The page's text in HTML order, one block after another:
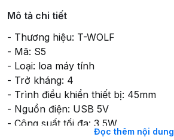
Mô tả chi tiết
- Thương hiệu: T-WOLF
- Mã: S5
- Loại: loa máy tính
- Trở kháng: 4
- Trình điều khiển thiết bị: 45mm
- Nguồn điện: USB 5V
- Công suất tối đa: 3,5W
- Công suất định mức: 3W x 2X
Đọc thêm nội dung